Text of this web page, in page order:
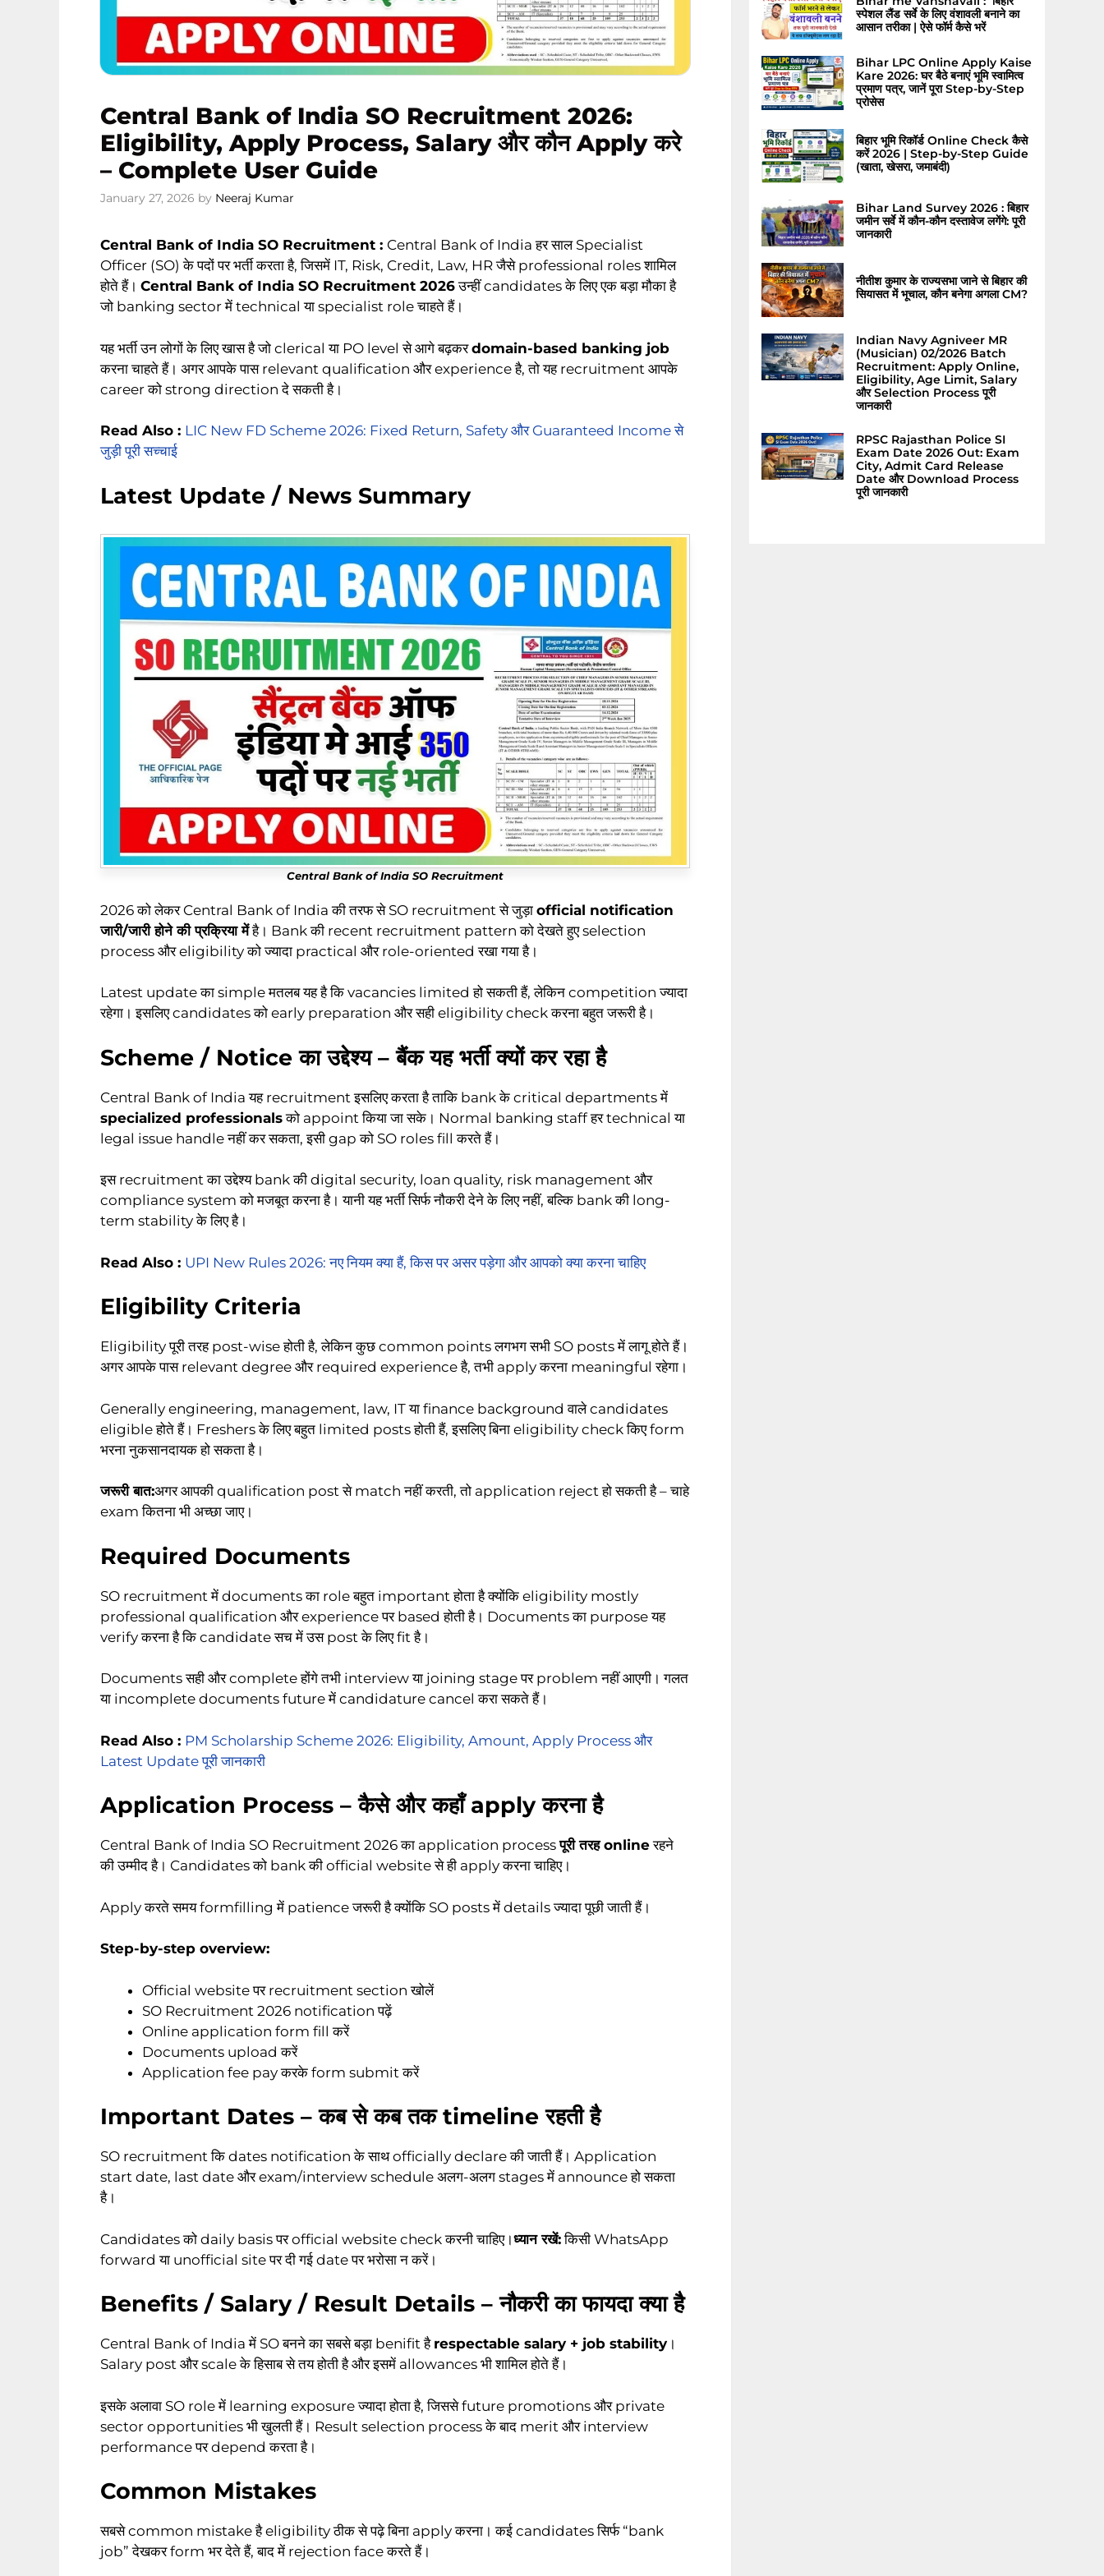
Central Bank of India SO Recruitment 2026:
Eligibility, Apply Process, Salary और कौन Apply करे
– Complete User Guide
January 27, 2026 by Neeraj Kumar
Central Bank of India SO Recruitment : Central Bank of India हर साल Specialist
Officer (SO) के पदों पर भर्ती करता है, जिसमें IT, Risk, Credit, Law, HR जैसे professional roles शामिल
होते हैं। Central Bank of India SO Recruitment 2026उन्हीं candidates के लिए एक बड़ा मौका है
जो banking sector में technical या specialist role चाहते हैं।
यह भर्ती उन लोगों के लिए खास है जो clerical या PO level से आगे बढ़करdomain-based banking job
करना चाहते हैं। अगर आपके पास relevant qualification और experience है, तो यह recruitment आपके
career को strong direction दे सकती है।
Read Also : LIC New FD Scheme 2026: Fixed Return, Safety और Guaranteed Income से
जुड़ी पूरी सच्चाई
Latest Update / News Summary
Central Bank of India SO Recruitment
2026 को लेकर Central Bank of India की तरफ से SO recruitment से जुड़ा official notification
जारी/जारी होने की प्रक्रिया मेंहै। Bank की recent recruitment pattern को देखते हुए selection
process और eligibility को ज्यादा practical और role-oriented रखा गया है।
Latest update का simple मतलब यह है कि vacancies limited हो सकती हैं, लेकिन competition ज्यादा
रहेगा। इसलिए candidates को early preparation और सही eligibility check करना बहुत जरूरी है।
Scheme / Notice का उद्देश्य – बैंक यह भर्ती क्यों कर रहा है
Central Bank of India यह recruitment इसलिए करता है ताकि bank के critical departments में
specialized professionalsको appoint किया जा सके। Normal banking staff हर technical या
legal issue handle नहीं कर सकता, इसी gap को SO roles fill करते हैं।
इस recruitment का उद्देश्य bank की digital security, loan quality, risk management और
compliance system को मजबूत करना है। यानी यह भर्ती सिर्फ नौकरी देने के लिए नहीं, बल्कि bank की long-
term stability के लिए है।
Read Also : UPI New Rules 2026: नए नियम क्या हैं, किस पर असर पड़ेगा और आपको क्या करना चाहिए
Eligibility Criteria
Eligibility पूरी तरह post-wise होती है, लेकिन कुछ common points लगभग सभी SO posts में लागू होते हैं।
अगर आपके पास relevant degree और required experience है, तभी apply करना meaningful रहेगा।
Generally engineering, management, law, IT या finance background वाले candidates
eligible होते हैं। Freshers के लिए बहुत limited posts होती हैं, इसलिए बिना eligibility check किए form
भरना नुकसानदायक हो सकता है।
जरूरी बात:अगर आपकी qualification post से match नहीं करती, तो application reject हो सकती है – चाहे
exam कितना भी अच्छा जाए।
Required Documents
SO recruitment में documents का role बहुत important होता है क्योंकि eligibility mostly
professional qualification और experience पर based होती है। Documents का purpose यह
verify करना है कि candidate सच में उस post के लिए fit है।
Documents सही और complete होंगे तभी interview या joining stage पर problem नहीं आएगी। गलत
या incomplete documents future में candidature cancel करा सकते हैं।
Read Also : PM Scholarship Scheme 2026: Eligibility, Amount, Apply Process और
Latest Update पूरी जानकारी
Application Process – कैसे और कहाँ apply करना है
Central Bank of India SO Recruitment 2026 का application processपूरी तरह onlineरहने
की उम्मीद है। Candidates को bank की official website से ही apply करना चाहिए।
Apply करते समय formfilling में patience जरूरी है क्योंकि SO posts में details ज्यादा पूछी जाती हैं।
Step-by-step overview:
Official website पर recruitment section खोलें
SO Recruitment 2026 notification पढ़ें
Online application form fill करें
Documents upload करें
Application fee pay करके form submit करें
Important Dates – कब से कब तक timeline रहती है
SO recruitment कि dates notification के साथ officially declare की जाती हैं। Application
start date, last date और exam/interview schedule अलग-अलग stages में announce हो सकता
है।
Candidates को daily basis पर official website check करनी चाहिए।ध्यान रखें:किसी WhatsApp
forward या unofficial site पर दी गई date पर भरोसा न करें।
Benefits / Salary / Result Details – नौकरी का फायदा क्या है
Central Bank of India में SO बनने का सबसे बड़ा benifit है respectable salary + job stability ।
Salary post और scale के हिसाब से तय होती है और इसमें allowances भी शामिल होते हैं।
इसके अलावा SO role में learning exposure ज्यादा होता है, जिससे future promotions और private
sector opportunities भी खुलती हैं। Result selection process के बाद merit और interview
performance पर depend करता है।
Common Mistakes
सबसे common mistake है eligibility ठीक से पढ़े बिना apply करना। कई candidates सिर्फ “bank
job” देखकर form भर देते हैं, बाद में rejection face करते हैं।
स्पेशल लैंड सर्वे के लिए वंशावली बनाने का
आसान तरीका | ऐसे फॉर्म कैसे भरें
Bihar LPC Online Apply Kaise
Kare 2026: घर बैठे बनाएं भूमि स्वामित्व
प्रमाण पत्र, जानें पूरा Step-by-Step
प्रोसेस
बिहार भूमि रिकॉर्ड Online Check कैसे
करें 2026 | Step-by-Step Guide
(खाता, खेसरा, जमाबंदी)
Bihar Land Survey 2026 : बिहार
जमीन सर्वे में कौन-कौन दस्तावेज लगेंगे: पूरी
जानकारी
नीतीश कुमार के राज्यसभा जाने से बिहार की
सियासत में भूचाल, कौन बनेगा अगला CM?
Indian Navy Agniveer MR
(Musician) 02/2026 Batch
Recruitment: Apply Online,
Eligibility, Age Limit, Salary
और Selection Process पूरी
जानकारी
RPSC Rajasthan Police SI
Exam Date 2026 Out: Exam
City, Admit Card Release
Date और Download Process
पूरी जानकारी